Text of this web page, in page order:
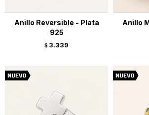
Anillo Reversible - Plata
925
$ 3.339
Anillo